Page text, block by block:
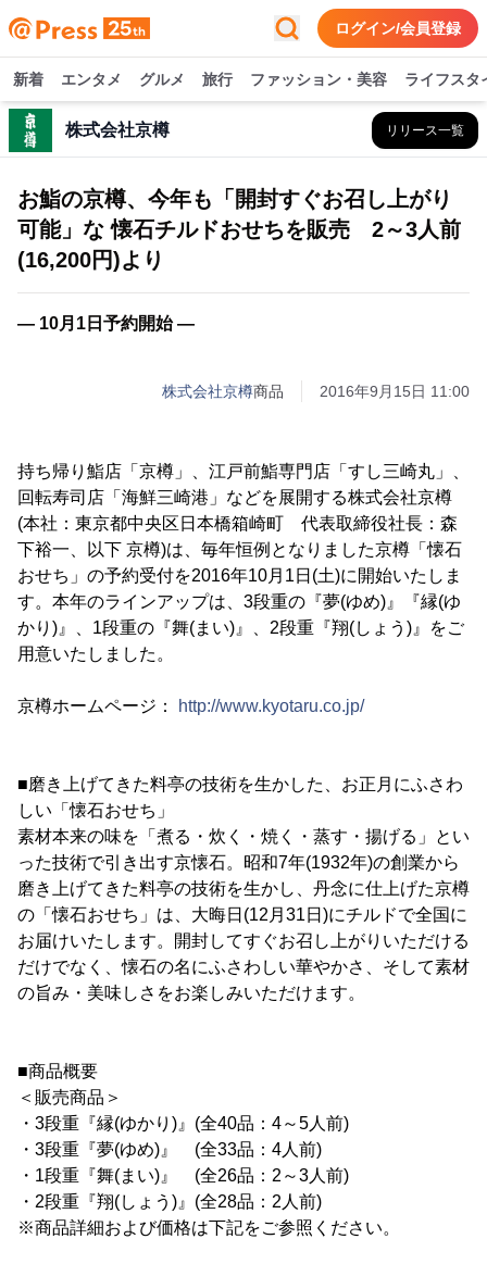
ログイン/会員登録
新着 エンタメ グルメ 旅行 ファッション・美容 ライフスタ
株式会社京樽 リリース一覧
お鮨の京樽、今年も「開封すぐお召し上がり
可能」な 懐石チルドおせちを販売 2～3人前
(16,200円)より
― 10月1日予約開始 ―
株式会社京樽商品 2016年9月15日 11:00
持ち帰り鮨店「京樽」、江戸前鮨専門店「すし三崎丸」、
回転寿司店「海鮮三崎港」などを展開する株式会社京樽
(本社：東京都中央区日本橋箱崎町 代表取締役社長：森
下裕一、以下 京樽)は、毎年恒例となりました京樽「懐石
おせち」の予約受付を2016年10月1日(土)に開始いたしま
す。本年のラインアップは、3段重の『夢(ゆめ)』『縁(ゆ
かり)』、1段重の『舞(まい)』、2段重『翔(しょう)』をご
用意いたしました。
京樽ホームページ： http://www.kyotaru.co.jp/
■磨き上げてきた料亭の技術を生かした、お正月にふさわ
しい「懐石おせち」
素材本来の味を「煮る・炊く・焼く・蒸す・揚げる」とい
った技術で引き出す京懐石。昭和7年(1932年)の創業から
磨き上げてきた料亭の技術を生かし、丹念に仕上げた京樽
の「懐石おせち」は、大晦日(12月31日)にチルドで全国に
お届けいたします。開封してすぐお召し上がりいただける
だけでなく、懐石の名にふさわしい華やかさ、そして素材
の旨み・美味しさをお楽しみいただけます。
■商品概要
＜販売商品＞
・3段重『縁(ゆかり)』(全40品：4～5人前)
・3段重『夢(ゆめ)』 (全33品：4人前)
・1段重『舞(まい)』 (全26品：2～3人前)
・2段重『翔(しょう)』(全28品：2人前)
※商品詳細および価格は下記をご参照ください。